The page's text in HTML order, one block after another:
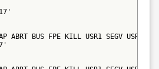
BUS FPE KILL USR1 SEGV USR2